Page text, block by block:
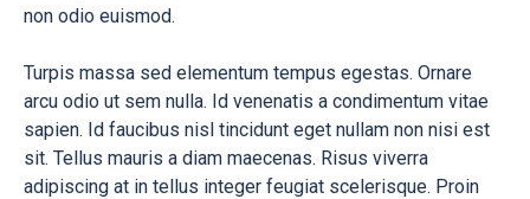
non odio euismod.
Turpis massa sed elementum tempus egestas. Ornare
arcu odio ut sem nulla. Id venenatis a condimentum vitae
sapien. Id faucibus nisl tincidunt eget nullam non nisi est
sit. Tellus mauris a diam maecenas. Risus viverra
adipiscing at in tellus integer feugiat scelerisque. Proin